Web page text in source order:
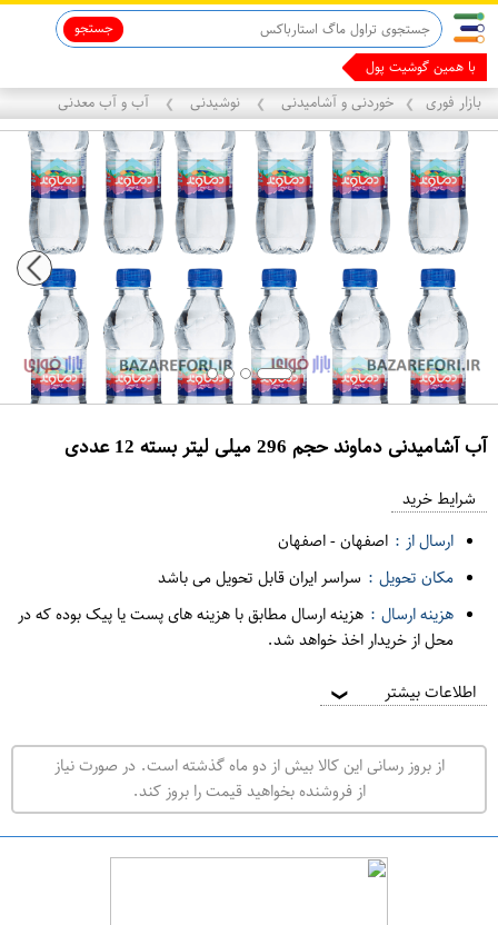
جستجو
با همین گوشیت پول دربیا
بازار فوری ❯ خوردنی و آشامیدنی ❯ نوشیدنی ❯ آب و آب معدنی
آب آشامیدنی دماوند حجم 296 میلی لیتر بسته 12 عددی
ر
ت
ه
ر
ا
شرایط خرید
ارسال از : اصفهان-اصفهان
مکان تحویل : سراسر ایران قابل تحویل می باشد
هزینه ارسال : هزینه ارسال مطابق با هزینه های پست یا پیک بوده که در
محل از خریدار اخذ خواهد شد.
اطلاعات بیشتر ❯
از بروز رسانی این کالا بیش از دو ماه گذشته است. در صورت نیاز
از فروشنده بخواهید قیمت را بروز کند.